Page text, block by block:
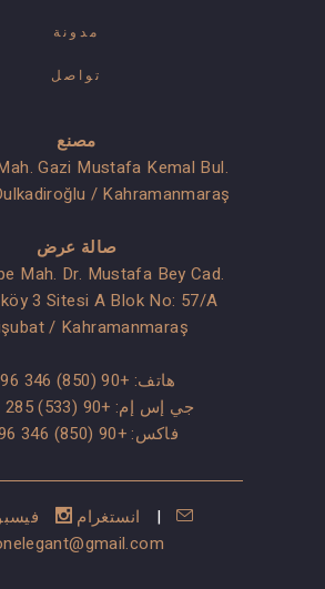
مدونة
تواصل
مصنع
Gazi Mustafa Kemal Bul.
/ Kahramanmaraş
صالة عرض
Mah. Dr. Mustafa Bey Cad.
3 Sitesi A Blok No: 57/A
/ Kahramanmaraş
هاتف: +90 (850) 346 96 38
جي إس إم: +90 (533) 285 70 46
فاكس: +90 (850) 346 96 38
|